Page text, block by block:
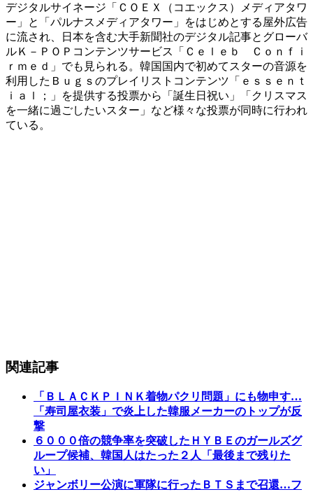
デジタルサイネージ「ＣＯＥＸ（コエックス）メディアタワ
ー」と「パルナスメディアタワー」をはじめとする屋外広告
に流され、日本を含む大手新聞社のデジタル記事とグローバ
ルＫ－ＰＯＰコンテンツサービス「Ｃｅｌｅｂ Ｃｏｎｆｉ
ｒｍｅｄ」でも見られる。韓国国内で初めてスターの音源を
利用したＢｕｇｓのプレイリストコンテンツ「ｅｓｓｅｎｔ
ｉａｌ；」を提供する投票から「誕生日祝い」「クリスマス
を一緒に過ごしたいスター」など様々な投票が同時に行われ
ている。
関連記事
「ＢＬＡＣＫＰＩＮＫ着物パクリ問題」にも物申す…
「寿司屋衣装」で炎上した韓服メーカーのトップが反
撃
６０００倍の競争率を突破したＨＹＢＥのガールズグ
ループ候補、韓国人はたった２人「最後まで残りた
い」
ジャンボリー公演に軍隊に行ったＢＴＳまで召還…フ